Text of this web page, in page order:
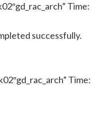
Time:
successfully.
Time: